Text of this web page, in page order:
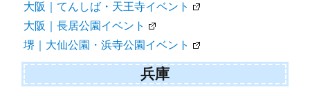
大阪｜てんしば・天王寺イベント
大阪｜長居公園イベント
堺｜大仙公園・浜寺公園イベント
兵庫